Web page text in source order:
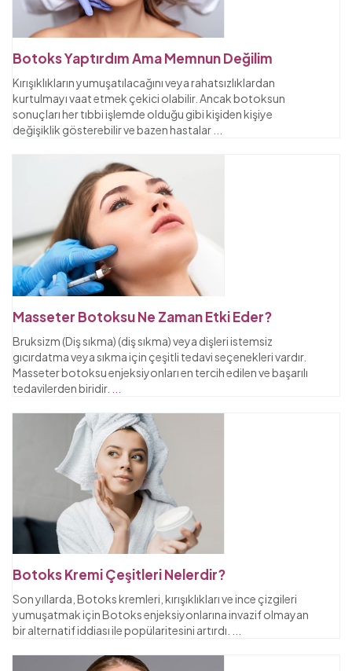
Botoks Yaptırdım Ama Memnun Değilim
Kırışıklıkların yumuşatılacağını veya rahatsızlıklardan
kurtulmayı vaat etmek çekici olabilir. Ancak botoksun
sonuçları her tıbbi işlemde olduğu gibi kişiden kişiye
değişiklik gösterebilir ve bazen hastalar
Masseter Botoksu Ne Zaman Etki Eder?
Bruksizm (Diş sıkma) (diş sıkma) veya dişleri istemsiz
gıcırdatma veya sıkma için çeşitli tedavi seçenekleri vardır.
Masseter botoksu enjeksiyonları en tercih edilen ve başarılı
tedavilerden biridir.
Botoks Kremi Çeşitleri Nelerdir?
Son yıllarda, Botoks kremleri, kırışıklıkları ve ince çizgileri
yumuşatmak için Botoks enjeksiyonlarına invazif olmayan
bir alternatif iddiası ile popülaritesini artırdı.